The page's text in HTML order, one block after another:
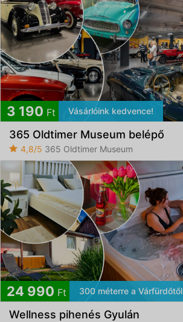
3 190 Ft Vásárlóink kedvence!
365 Oldtimer Museum belépő
4,8/5 365 Oldtimer Museum
24 990 Ft 300 méterre a Várfürdőtől
Wellness pihenés Gyulán